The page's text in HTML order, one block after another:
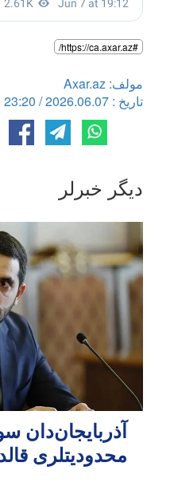
#https://ca.axar.az/
مولف: Axar.az
تاریخ : 2026.06.07 / 23:20
دیگر خبرلر
آذربایجان‌دان
محدودیتلری